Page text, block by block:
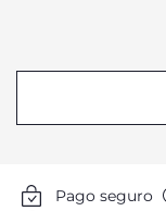
Pago seguro